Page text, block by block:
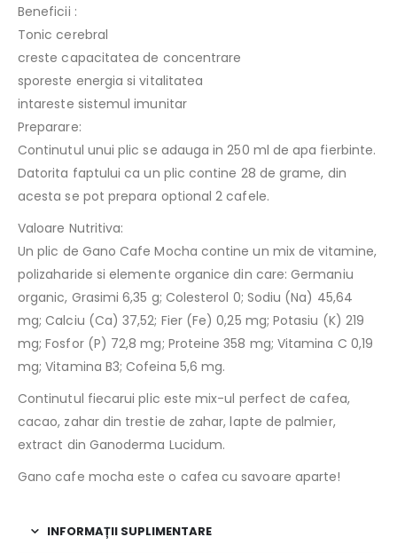
Beneficii :
Tonic cerebral
creste capacitatea de concentrare
sporeste energia si vitalitatea
intareste sistemul imunitar
Preparare:
Continutul unui plic se adauga in 250 ml de apa fierbinte.
Datorita faptului ca un plic contine 28 de grame, din
acesta se pot prepara optional 2 cafele.
Valoare Nutritiva:
Un plic de Gano Cafe Mocha contine un mix de vitamine,
polizaharide si elemente organice din care: Germaniu
organic, Grasimi 6,35 g; Colesterol 0; Sodiu (Na) 45,64
mg; Calciu (Ca) 37,52; Fier (Fe) 0,25 mg; Potasiu (K) 219
mg; Fosfor (P) 72,8 mg; Proteine 358 mg; Vitamina C 0,19
mg; Vitamina B3; Cofeina 5,6 mg.
Continutul fiecarui plic este mix-ul perfect de cafea,
cacao, zahar din trestie de zahar, lapte de palmier,
extract din Ganoderma Lucidum.
Gano cafe mocha este o cafea cu savoare aparte!
INFORMAȚII SUPLIMENTARE